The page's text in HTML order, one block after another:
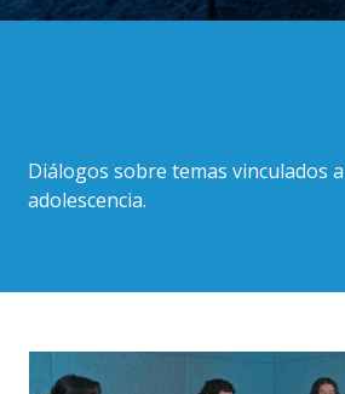
Diálogos sobre temas vinculados
adolescencia.